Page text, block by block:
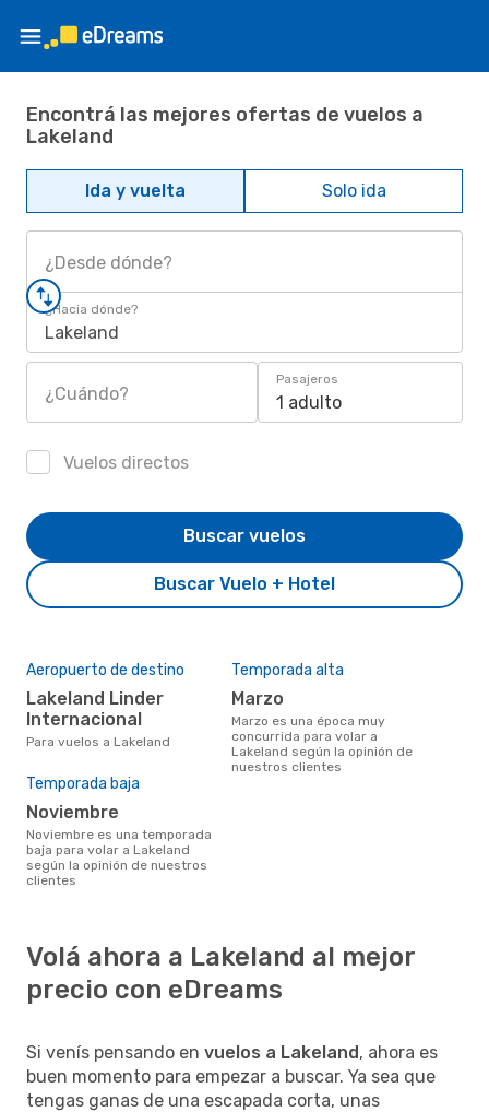
Encontrá las mejores ofertas de vuelos a
Lakeland
Ida y vuelta Solo ida
¿Desde dónde?
¿Hacia dónde?
Lakeland
¿Cuándo?
Pasajeros
1 adulto
Vuelos directos
Buscar Vuelo + Hotel
Buscar vuelos
Aeropuerto de destino
Lakeland Linder
Internacional
Para vuelos a Lakeland
Temporada alta
marzo
marzo es una época muy
concurrida para volar a
Lakeland según la opinión de
nuestros clientes
Temporada baja
noviembre
noviembre es una temporada
baja para volar a Lakeland
según la opinión de nuestros
clientes
Volá ahora a Lakeland al mejor
precio con eDreams
Si venís pensando en vuelos a Lakeland, ahora es
buen momento para empezar a buscar. Ya sea que
tengas ganas de una escapada corta, unas